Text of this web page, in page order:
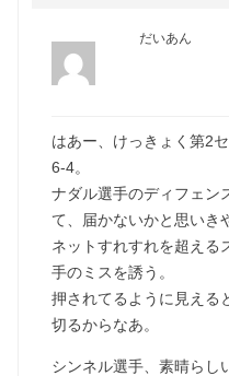
だいあん
はあー、けっきょく第2
6-4。
ナダル選手のディフェン
て、届かないかと思いき
ネットすれすれを超える
手のミスを誘う。
押されてるように見える
切るからなあ。
シンネル選手、素晴らし